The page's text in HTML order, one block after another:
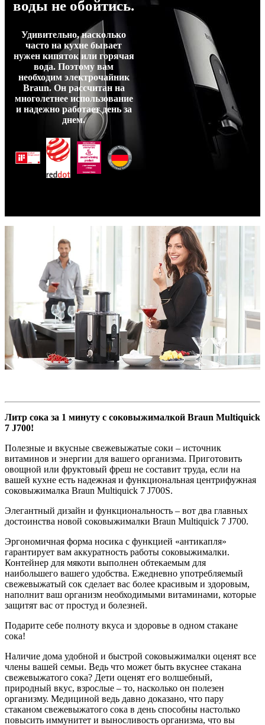
воды не обойтись.
Удивительно, насколько
часто на кухне бывает
нужен кипяток или горячая
вода. Поэтому вам
необходим электрочайник
Braun. Он рассчитан на
многолетнее использование
и надежно работает день за
днем.
Литр сока за 1 минуту с соковыжималкой Braun Multiquick
7 J700!
Полезные и вкусные свежевыжатые соки – источник
витаминов и энергии для вашего организма. Приготовить
овощной или фруктовый фреш не составит труда, если на
вашей кухне есть надежная и функциональная центрифужная
соковыжималка Braun Multiquick 7 J700S.
Элегантный дизайн и функциональность – вот два главных
достоинства новой соковыжималки Braun Multiquick 7 J700.
Эргономичная форма носика с функцией «антикапля»
гарантирует вам аккуратность работы соковыжималки.
Контейнер для мякоти выполнен обтекаемым для
наибольшего вашего удобства. Ежедневно употребляемый
свежевыжатый сок сделает вас более красивым и здоровым,
наполнит ваш организм необходимыми витаминами, которые
защитят вас от простуд и болезней.
Подарите себе полноту вкуса и здоровье в одном стакане
сока!
Наличие дома удобной и быстрой соковыжималки оценят все
члены вашей семьи. Ведь что может быть вкуснее стакана
свежевыжатого сока? Дети оценят его волшебный,
природный вкус, взрослые – то, насколько он полезен
организму. Медициной ведь давно доказано, что пару
стаканом свежевыжатого сока в день способны настолько
повысить иммунитет и выносливость организма, что вы